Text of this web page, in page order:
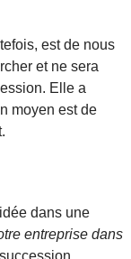
est de nous
et ne sera
Elle a
moyen est de
dans une
entreprise dans